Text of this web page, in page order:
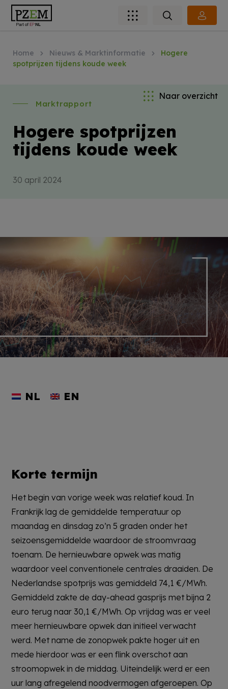
Home Nieuws & Marktinformatie
Hogere
spotprijzen tijdens koude week
Naar overzicht
Marktrapport
Hogere spotprijzen
tijdens koude week
30 april 2024
NL EN
Korte termijn
Het begin van vorige week was relatief koud. In
Frankrijk lag de gemiddelde temperatuur op
maandag en dinsdag zo’n 5 graden onder het
seizoensgemiddelde waardoor de stroomvraag
toenam. De hernieuwbare opwek was matig
waardoor veel conventionele centrales draaiden. De
Nederlandse spotprijs was gemiddeld 74,1 €/MWh.
Gemiddeld zakte de day-ahead gasprijs met bijna 2
euro terug naar 30,1 €/MWh. Op vrijdag was er veel
meer hernieuwbare opwek dan initieel verwacht
werd. Met name de zonopwek pakte hoger uit en
mede hierdoor was er een flink overschot aan
stroomopwek in de middag. Uiteindelijk werd er een
uur lang afregelend noodvermogen afgeroepen. Op